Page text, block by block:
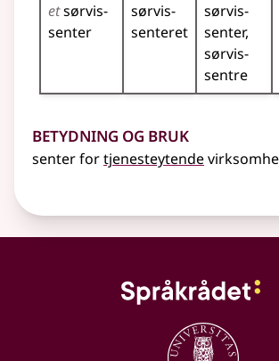
etsørvis­
senter
sørvis­
senteret
sørvis­
senter
sørvis­
sentre
Betydning og bruk
senter fortjenesteytende